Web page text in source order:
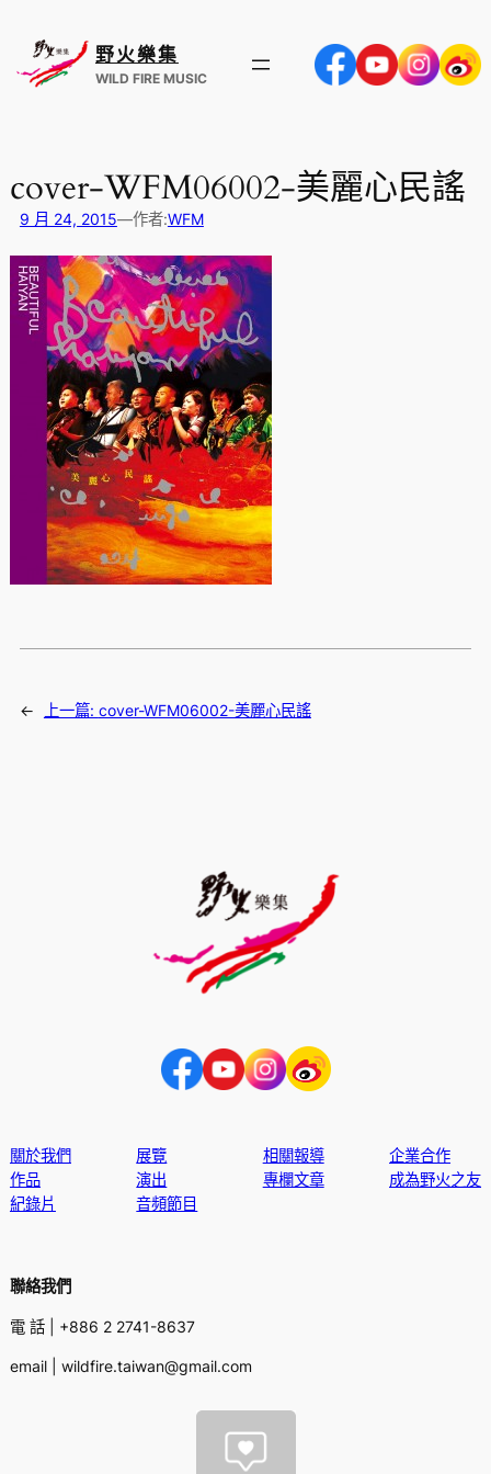
野火樂集
WILD FIRE MUSIC
cover-WFM06002-美麗心民謠
9 月 24, 2015—作者:WFM
← 上一篇: cover-WFM06002-美麗心民謠
關於我們
作品
紀錄片
展覽
演出
音頻節目
相關報導
專欄文章
企業合作
成為野火之友
聯絡我們
電 話 | +886 2 2741-8637
email | wildfire.taiwan@gmail.com